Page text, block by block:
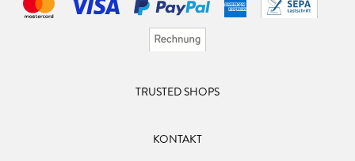
TRUSTED SHOPS
KONTAKT